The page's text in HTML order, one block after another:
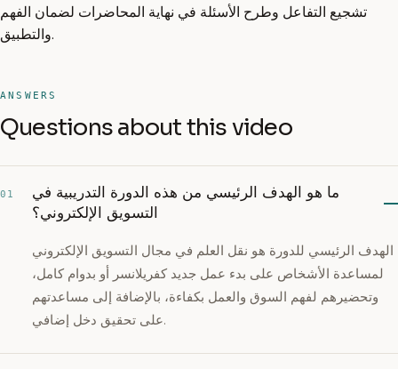
تشجيع التفاعل وطرح الأسئلة في نهاية المحاضرات لضمان الفهم
والتطبيق.
ANSWERS
Questions about this video
01
ما هو الهدف الرئيسي من هذه الدورة التدريبية في
التسويق الإلكتروني؟
الهدف الرئيسي للدورة هو نقل العلم في مجال التسويق الإلكتروني
لمساعدة الأشخاص على بدء عمل جديد كفريلانسر أو بدوام كامل،
وتحضيرهم لفهم السوق والعمل بكفاءة، بالإضافة إلى مساعدتهم
على تحقيق دخل إضافي.